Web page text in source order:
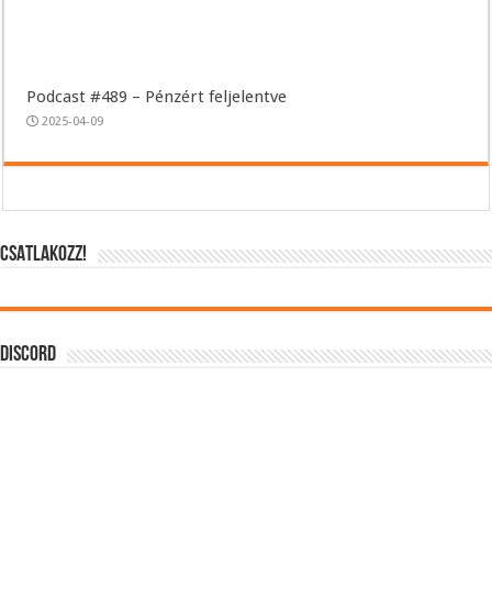
Podcast #489 – Pénzért feljelentve
2025-04-09
CSATLAKOZZ!
DISCORD